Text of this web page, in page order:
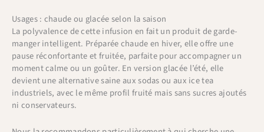
Usages : chaude ou glacée selon la saison
La polyvalence de cette infusion en fait un produit de garde-
manger intelligent. Préparée chaude en hiver, elle offre une
pause réconfortante et fruitée, parfaite pour accompagner un
moment calme ou un goûter. En version glacée l’été, elle
devient une alternative saine aux sodas ou aux ice tea
industriels, avec le même profil fruité mais sans sucres ajoutés
ni conservateurs.